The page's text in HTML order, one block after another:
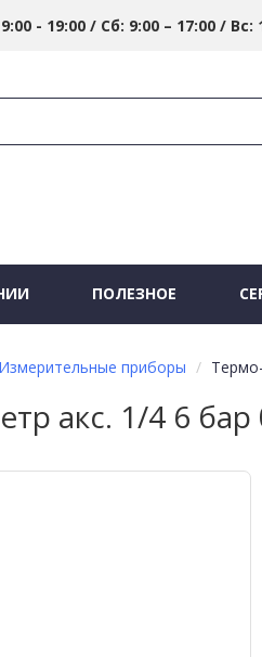
- 19:00 / Сб: 9:00 – 17:00 / Вс:
ПОЛЕЗНОЕ
Измерительные приборы
акс. 1/4 6 бар